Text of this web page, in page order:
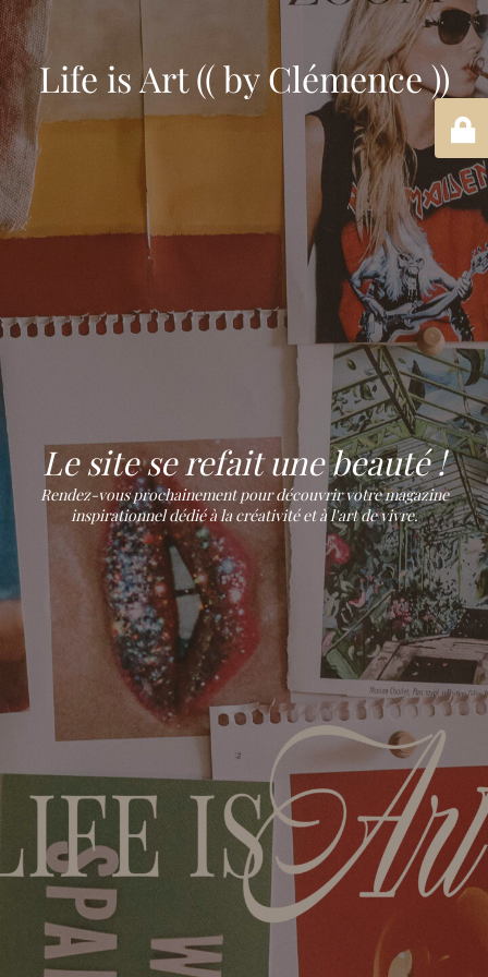
Life is Art (( by Clémence ))
Le site se refait une beauté !
Rendez-vous prochainement pour découvrir votre magazine
inspirationnel dédié à la créativité et à l'art de vivre.